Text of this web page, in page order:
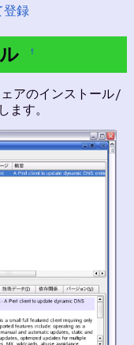
録
†
のインストール/
す。